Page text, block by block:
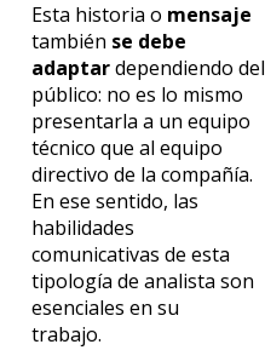
Esta historia o mensaje
también se debe
adaptardependiendo del
público: no es lo mismo
presentarla a un equipo
técnico que al equipo
directivo de la compañía.
En ese sentido, las
habilidades
comunicativas de esta
tipología de analista son
esenciales en su
trabajo.